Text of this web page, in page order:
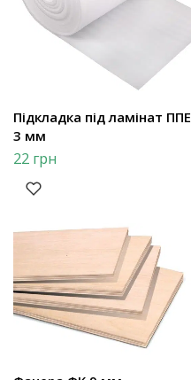
Підкладка під ламінат ППЕ
3 мм
22 грн